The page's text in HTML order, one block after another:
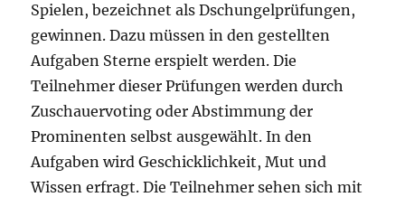
Spielen, bezeichnet als Dschungelprüfungen,
gewinnen. Dazu müssen in den gestellten
Aufgaben Sterne erspielt werden. Die
Teilnehmer dieser Prüfungen werden durch
Zuschauervoting oder Abstimmung der
Prominenten selbst ausgewählt. In den
Aufgaben wird Geschicklichkeit, Mut und
Wissen erfragt. Die Teilnehmer sehen sich mit